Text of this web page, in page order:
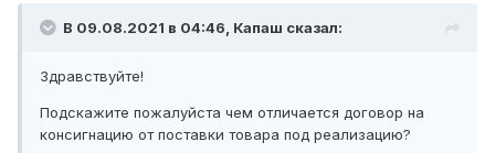
В 09.08.2021 в 04:46, Капаш сказал:
Здравствуйте!
Подскажите пожалуйста чем отличается договор на
консигнацию от поставки товара под реализацию?